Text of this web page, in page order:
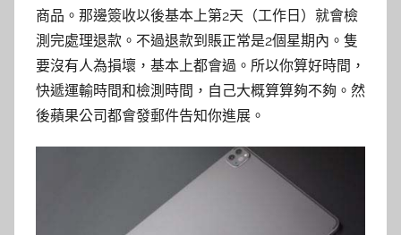
商品。那邊簽收以後基本上第2天（工作日）就會檢
測完處理退款。不過退款到賬正常是2個星期內。隻
要沒有人為損壞，基本上都會過。所以你算好時間，
快遞運輸時間和檢測時間，自己大概算算夠不夠。然
後蘋果公司都會發郵件告知你進展。